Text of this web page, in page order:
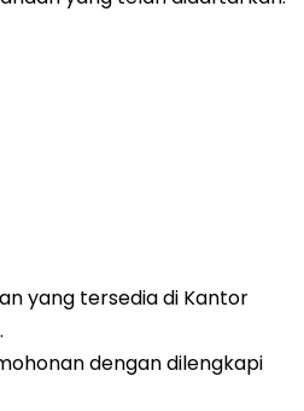
yang tersedia di Kantor
dengan dilengkapi